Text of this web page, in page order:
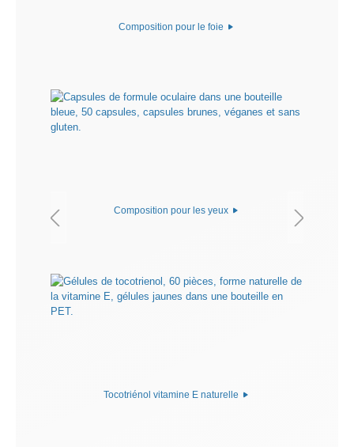
Composition pour le foie
Composition pour les yeux
Tocotriénol vitamine E naturelle